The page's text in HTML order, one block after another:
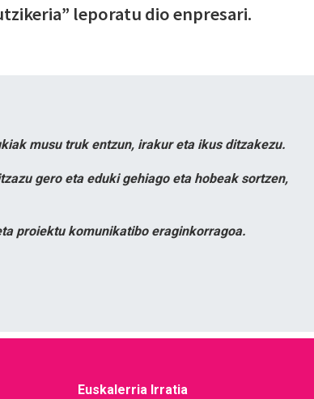
leporatu dio enpresari.
musu truk entzun, irakur eta ikus ditzakezu.
gero eta eduki gehiago eta hobeak sortzen,
proiektu komunikatibo eraginkorragoa.
Euskalerria Irratia